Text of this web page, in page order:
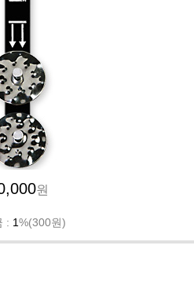
원
: 1%(300원)